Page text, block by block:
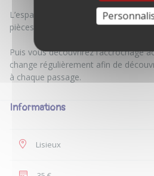
L’espace de création est souvent
pièces en cours de réalisation.
Puis vous découvrirez l’accrochage
change régulièrement afin de
Informations
Lisieux